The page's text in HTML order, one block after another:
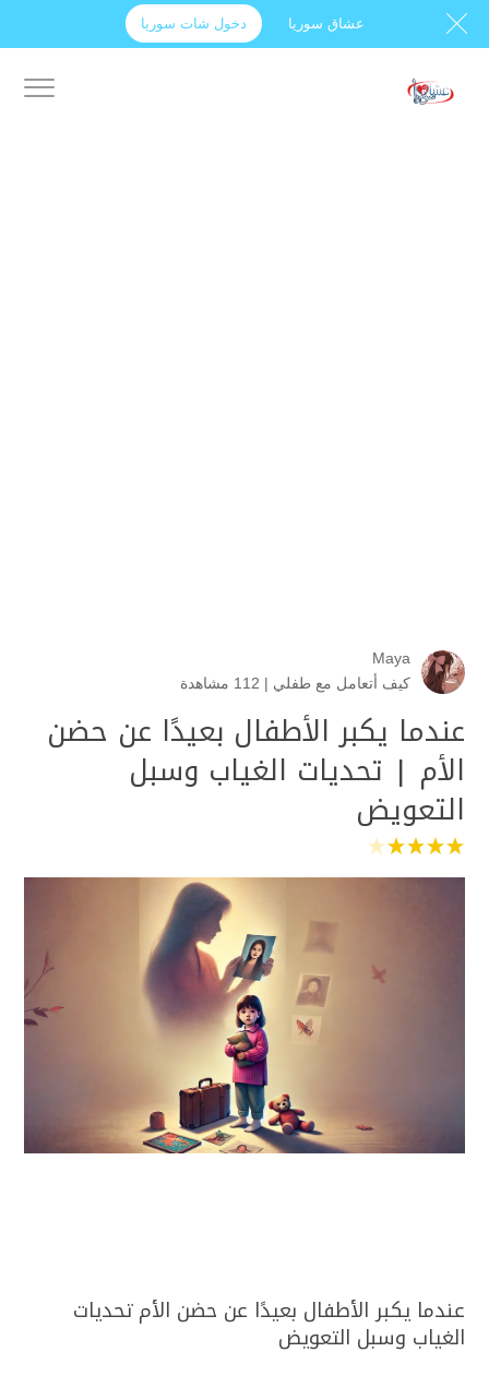
عشاق سوريا دخول شات سوريا
Maya
كيف أتعامل مع طفلي | 112 مشاهدة
عندما يكبر الأطفال بعيدًا عن حضن
الأم | تحديات الغياب وسبل
التعويض
عندما يكبر الأطفال بعيدًا عن حضن الأم تحديات
الغياب وسبل التعويض